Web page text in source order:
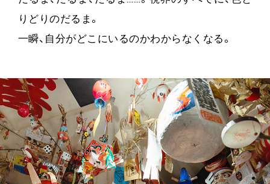
りどりのだるま。
一瞬、自分がどこにいるのかわからなくなる。